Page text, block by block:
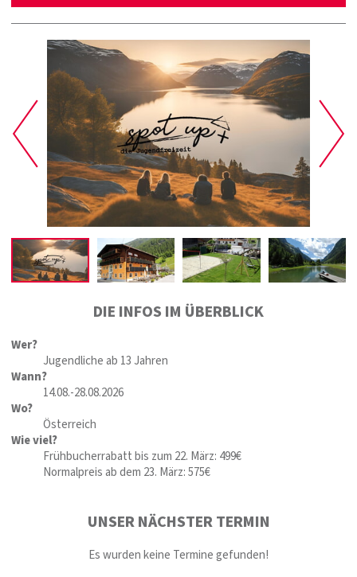
DIE INFOS IM ÜBERBLICK
Wer?
Jugendliche ab 13 Jahren
Wann?
14.08.-28.08.2026
Wo?
Österreich
Wie viel?
Frühbucherrabatt bis zum 22. März: 499€
Normalpreis ab dem 23. März: 575€
UNSER NÄCHSTER TERMIN
Es wurden keine Termine gefunden!